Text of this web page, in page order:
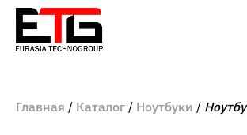
Главная Каталог Ноутбуки